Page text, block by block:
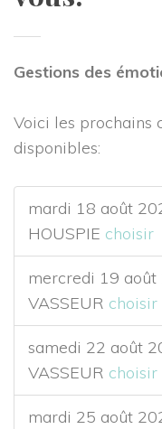
Gestions des
Voici les prochains
disponibles:
mardi 18 août
HOUSPIE choisir
mercredi 19
VASSEUR choisir
samedi 22 août
VASSEUR choisir
mardi 25 août